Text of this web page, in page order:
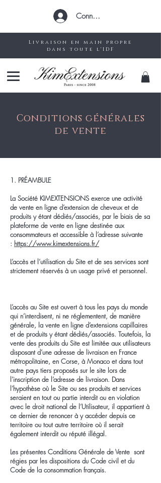
Livraison en main propre
dans toute l'IDF
Connexion
Conditions générales
de vente
1. PRÉAMBULE
La Société KIMEXTENSIONS exerce une activité
de vente en ligne d’extension de cheveux et de
produits y étant dédiés/associés, par le biais de sa
plateforme de vente en ligne destinée aux
consommateurs et accessible à l’adresse suivante
: https://www.kimextensions.fr/
L’accès et l’utilisation du Site et de ses services sont
strictement réservés à un usage privé et personnel.
L’accès au Site est ouvert à tous les pays du monde
qui n’interdisent, ni ne réglementent, de manière
générale, la vente en ligne d’extensions capillaires
et de produits y étant dédiés/associés. Toutefois, la
vente des produits du Site est limitée aux utilisateurs
disposant d’une adresse de livraison en France
métropolitaine, en Corse, à Monaco et dans tout
autre pays tiers proposés sur le site lors de
l’inscription de l’adresse de livraison. Dans
l’hypothèse où le Site ou ses produits et services
seraient en tout ou partie interdit ou en violation
avec le droit national de l’Utilisateur, il appartient à
ce dernier de renoncer à y accéder depuis ce
territoire ou tout autre territoire où il serait
également interdit ou réputé illégal.
Les présentes Conditions Générale de Vente sont
régies par les dispositions du Code civil et du
Code de la consommation français.